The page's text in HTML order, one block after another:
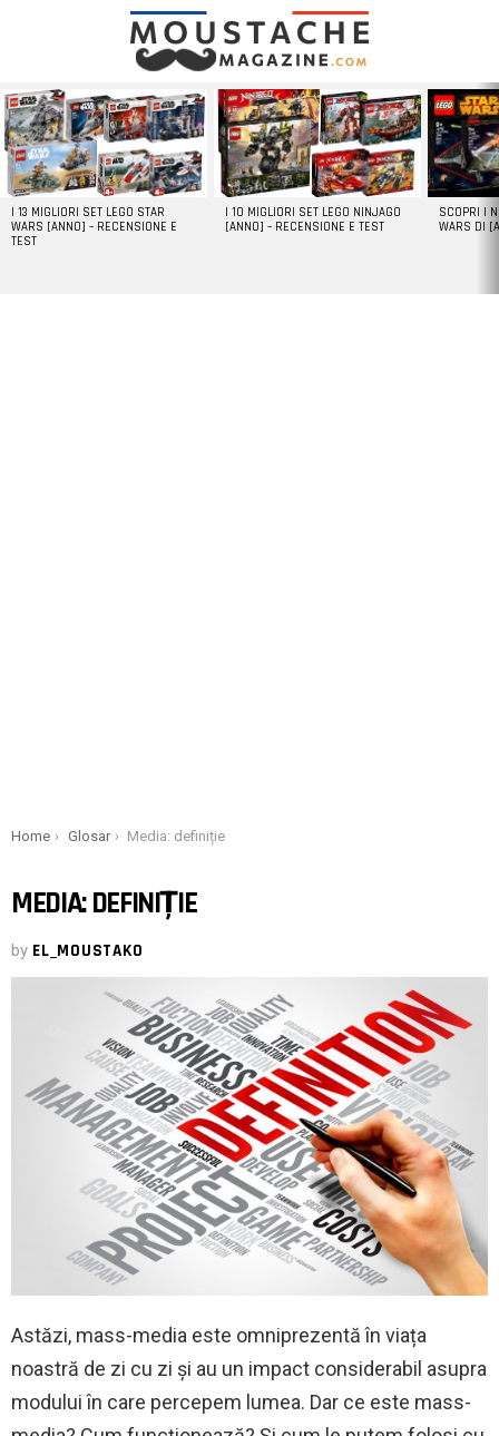
LATEST
STORIES
I 13 MIGLIORI SET LEGO STAR
WARS [ANNO] – RECENSIONE E
TEST
I 10 MIGLIORI SET LEGO NINJAGO
[ANNO] – RECENSIONE E TEST
SCOPRI I
WARS DI
You are here:
Home Glosar Media: definiție
MEDIA: DEFINIȚIE
by EL_MOUSTAKO
Astăzi, mass-media este omniprezentă în viața
noastră de zi cu zi și au un impact considerabil asupra
modului în care percepem lumea. Dar ce este mass-